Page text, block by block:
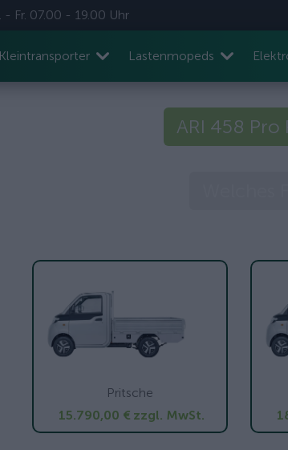
- Fr. 07.00 - 19.00 Uhr
Lastenmopeds
ARI 458
Pritsche
15.790,00 € zzgl. MwSt.